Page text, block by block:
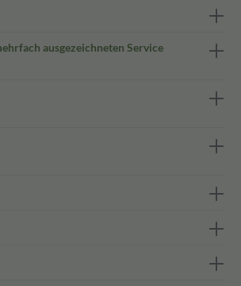
ausgezeichneten Service